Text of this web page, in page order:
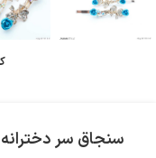
سنجاق سر